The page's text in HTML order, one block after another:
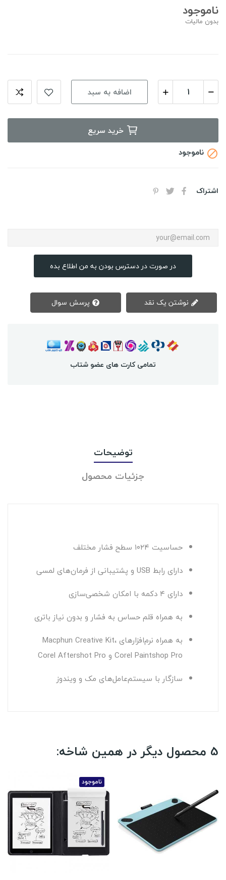
ناموجود
بدون مالیات
اضافه به سبد
خرید سریع
 ناموجود
اشتراک
در صورت در دسترس بودن به من اطلاع بده
تمامی کارت های عضو شتاب
توضیحات
جزئیات محصول
حساسیت ۱۰۲۴ سطح فشار مختلف
دارای رابط USB و پشتیبانی از فرمان‌های لمسی
دارای ۴ دکمه با امکان شخصی‌سازی
به همراه قلم حساس به فشار و بدون نیاز باتری
به همراه نرم‌افزار‌های Macphun Creative Kit،
Corel Paintshop Pro و Corel Aftershot Pro
سازگار با سیستم‌عامل‌های مک و ویندوز
5 محصول دیگر در همین شاخه:
ناموجود